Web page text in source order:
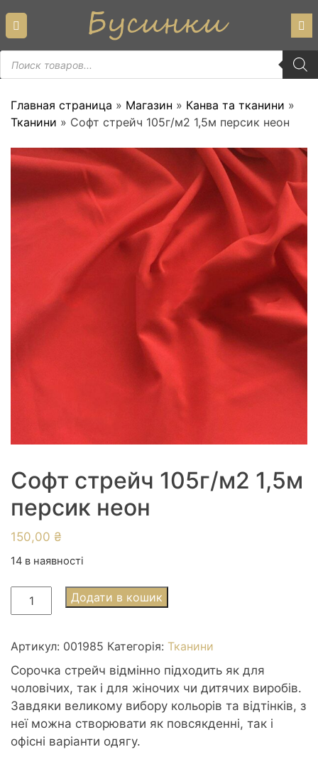
content
Пошук
товарів
Главная страница » Магазин » Канва та тканини »
Тканини » Софт стрейч 105г/м2 1,5м персик неон
Софт стрейч 105г/м2 1,5м
персик неон
150,00 ₴
14 в наявності
Софт
стрейч
м2
1,5м
персик
неон
кількість
Додати в кошик
Артикул: 001985 Категорія: Тканини
Сорочка стрейч відмінно підходить як для
чоловічих, так і для жіночих чи дитячих виробів.
Завдяки великому вибору кольорів та відтінків, з
неї можна створювати як повсякденні, так і
офісні варіанти одягу.